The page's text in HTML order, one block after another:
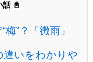
📓
”？「黴雨」
違いをわかりや